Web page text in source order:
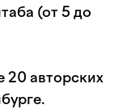
(от 5 до
20 авторских